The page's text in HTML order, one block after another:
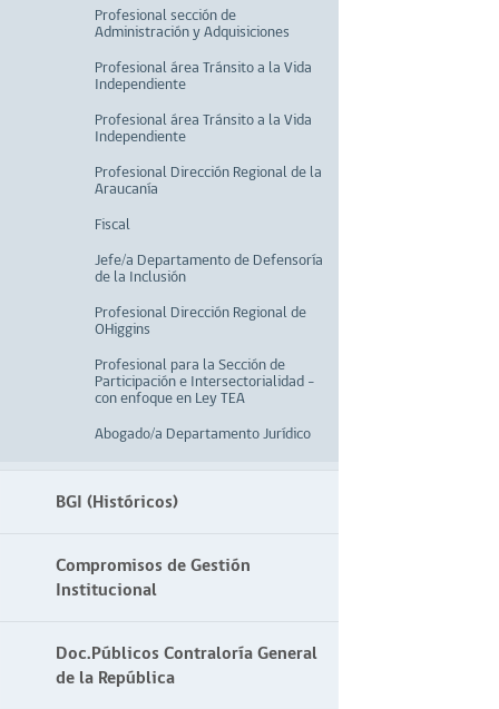
Profesional sección de
Administración y Adquisiciones
Profesional área Tránsito a la Vida
Independiente
Profesional área Tránsito a la Vida
Independiente
Profesional Dirección Regional de la
Araucanía
Fiscal
Jefe/a Departamento de Defensoría
de la Inclusión
Profesional Dirección Regional de
OHiggins
Profesional para la Sección de
Participación e Intersectorialidad –
con enfoque en Ley TEA
Abogado/a Departamento Jurídico
BGI (Históricos)
Compromisos de Gestión
Institucional
Doc.Públicos Contraloría General
de la República